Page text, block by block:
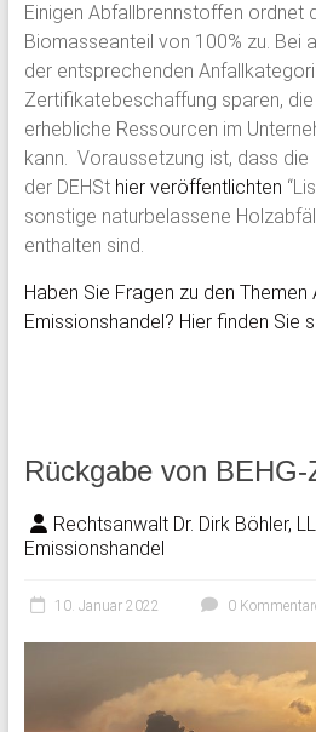
Einigen Abfallbrennstoffen ordnet
Biomasseanteil von 100% zu. Bei
der entsprechenden
Zertifikatebeschaffung sparen,
erhebliche Ressourcen im
kann. Voraussetzung ist, dass
der DEHSt hier veröffentlichten
sonstige naturbelassene
enthalten sind.
Haben Sie Fragen zu den
Emissionshandel? Hier finden Sie
Rückgabe von
Rechtsanwalt Dr. Dirk Böhler,
Emissionshandel
10. Januar 2022 0